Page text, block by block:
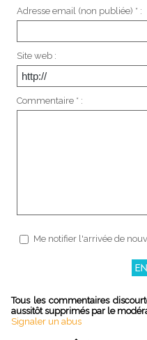
Adresse email (non publiée) * :
Site web :
Commentaire * :
Me notifier l'arrivée de
Tous les commentaires
aussitôt supprimés par le
Signaler un abus